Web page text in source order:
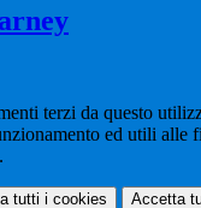
terzi da questo
ed utili alle
.
tutti i cookies Accetta